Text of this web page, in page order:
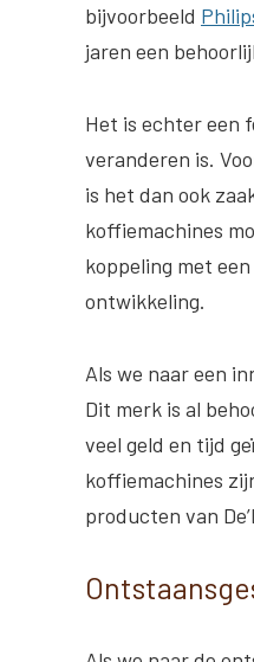
bijvoorbeeld
jaren een
Het is echter een
veranderen is.
is het dan ook
koffiemachines
koppeling met
ontwikkeling.
Als we naar een
Dit merk is al
veel geld en tijd
koffiemachines
producten van